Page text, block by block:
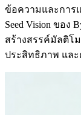
ข้อความและการ
Seed Vision ของ
สร้างสรรค์มัลติโ
ประสิทธิภาพ แล